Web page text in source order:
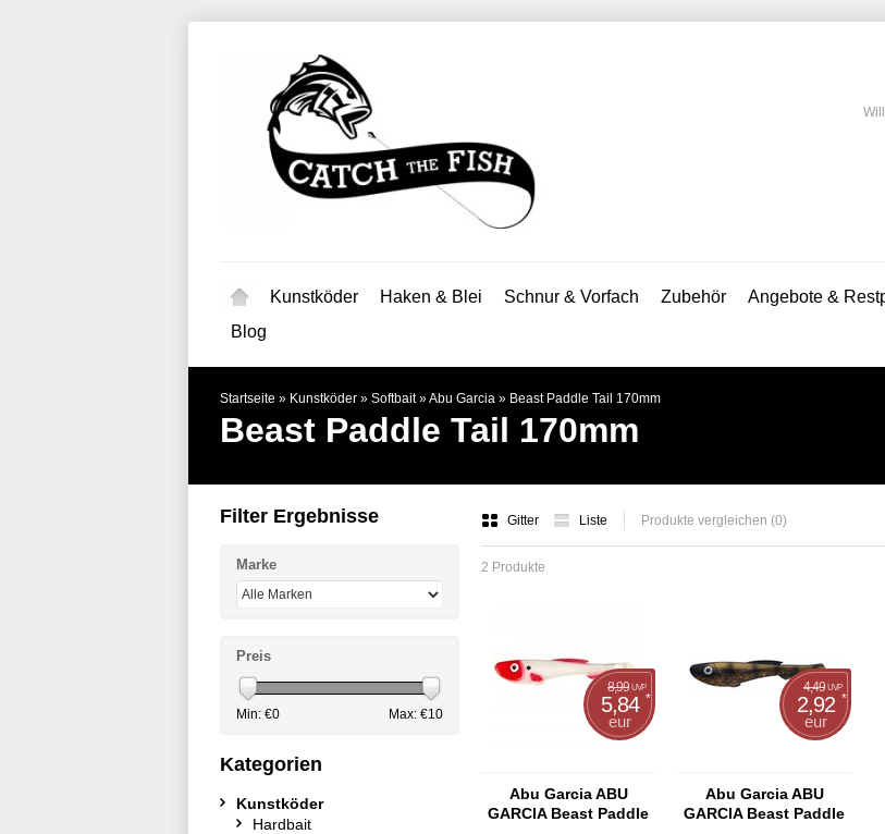
Kunstköder Haken & Blei Schnur & Vorfach Zubehör
Angebote &
Blog
Startseite » Kunstköder » Softbait»Abu Garcia » Beast Paddle Tail 170mm
Beast Paddle Tail 170mm
Gitter Liste Produkte vergleichen (0)
2 Produkte
8,99 UVP
5,84 *
eur
Abu Garcia ABU
GARCIA Beast Paddle
4,49 UVP
2,92 *
eur
Abu Garcia ABU
GARCIA Beast Paddle
Filter Ergebnisse
Marke
Preis
Min: €0 Max: €10
Kategorien
Kunstköder
Hardbait